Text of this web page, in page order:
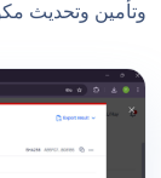
وتأمين وتحديث